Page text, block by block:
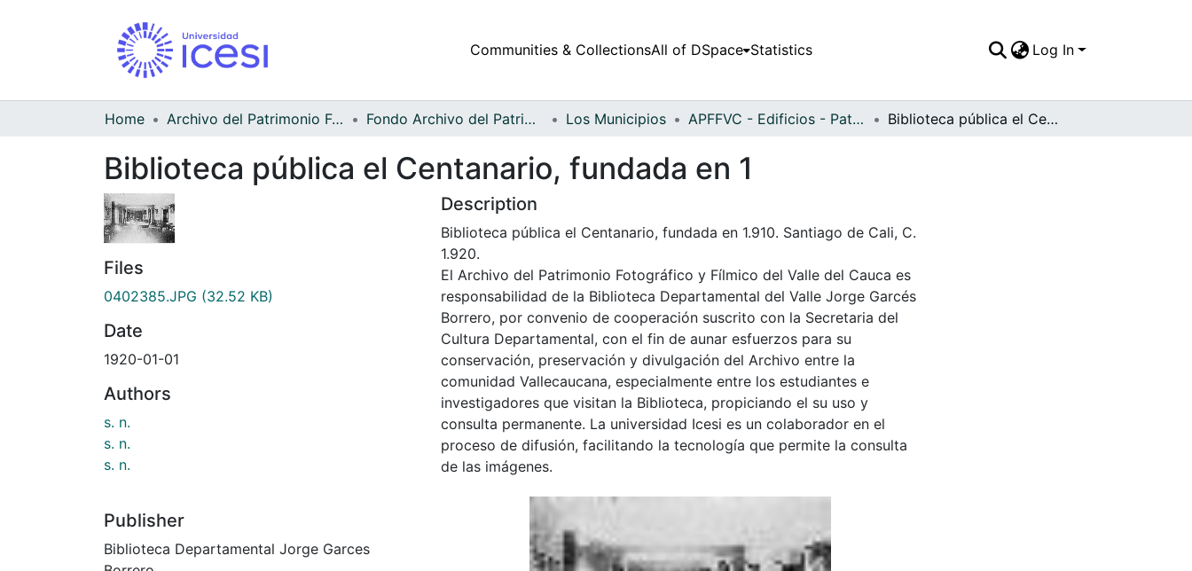
Communities & CollectionsAll of DSpace Statistics Log In
Home Archivo del Patrimonio Fotográfico y Fílmico del Valle del Cauca Fondo Archivo del Patrimonio Fotográfico y Fílmico del Valle del Cauca Los Municipios APFFVC - Edificios - Patrimonial Biblioteca pública el Centanario, fundada en 1
Biblioteca pública el Centanario, fundada en 1
Files
0402385.JPG (32.52 KB)
Date
1920-01-01
Authors
s. n.
s. n.
s. n.
Publisher
Biblioteca Departamental Jorge Garces
Description
Biblioteca pública el Centanario, fundada en 1.910. Santiago de Cali, C.
1.920.
El Archivo del Patrimonio Fotográfico y Fílmico del Valle del Cauca es
responsabilidad de la Biblioteca Departamental del Valle Jorge Garcés
Borrero, por convenio de cooperación suscrito con la Secretaria del
Cultura Departamental, con el fin de aunar esfuerzos para su
conservación, preservación y divulgación del Archivo entre la
comunidad Vallecaucana, especialmente entre los estudiantes e
investigadores que visitan la Biblioteca, propiciando el su uso y
consulta permanente. La universidad Icesi es un colaborador en el
proceso de difusión, facilitando la tecnología que permite la consulta
de las imágenes.